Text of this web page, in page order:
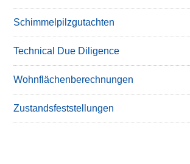
Schimmelpilzgutachten
Technical Due Diligence
Wohnflächenberechnungen
Zustandsfeststellungen